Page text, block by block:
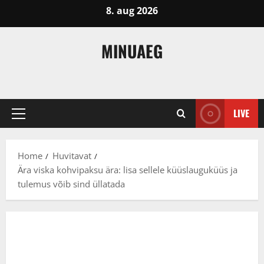
8. aug 2026
MINUAEG
Primary
LIVE
Home
Huvitavat
Ära viska kohvipaksu ära: lisa sellele küüslauguküüs ja
tulemus võib sind üllatada